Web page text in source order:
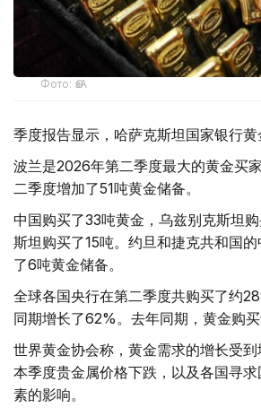
Фото: ӨзА
季度报告显示，哈萨克斯坦国家银行黄
波兰是2026年第二季度最大的黄金买
二季度增加了51吨黄金储备。
中国购买了33吨黄金，乌兹别克斯坦
斯坦购买了15吨。约旦和捷克共和国
了6吨黄金储备。
全球各国央行在第二季度共购买了约
同期增长了62%。去年同期，黄金购买
世界黄金协会称，黄金需求的增长受到
本季度贵金属价格下跌，以及各国寻
素的影响。